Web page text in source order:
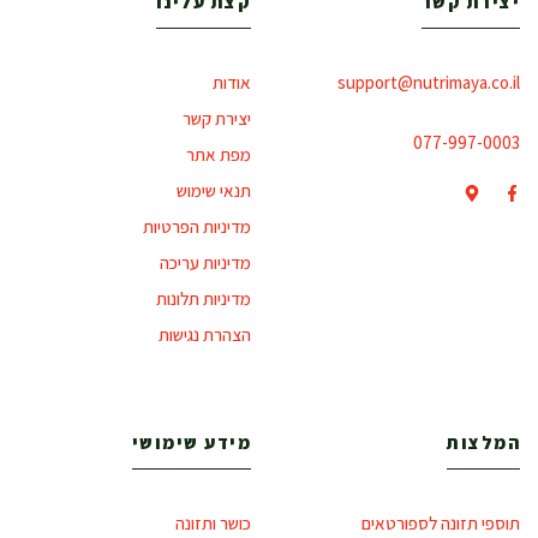
support@nutrimaya.co.il
077-997-0003
אודות
יצירת קשר
מפת אתר
תנאי שימוש
מדיניות הפרטיות
מדיניות עריכה
מדיניות תלונות
הצהרת נגישות
המלצות
תוספי תזונה לספורטאים
מידע שימושי
כושר ותזונה